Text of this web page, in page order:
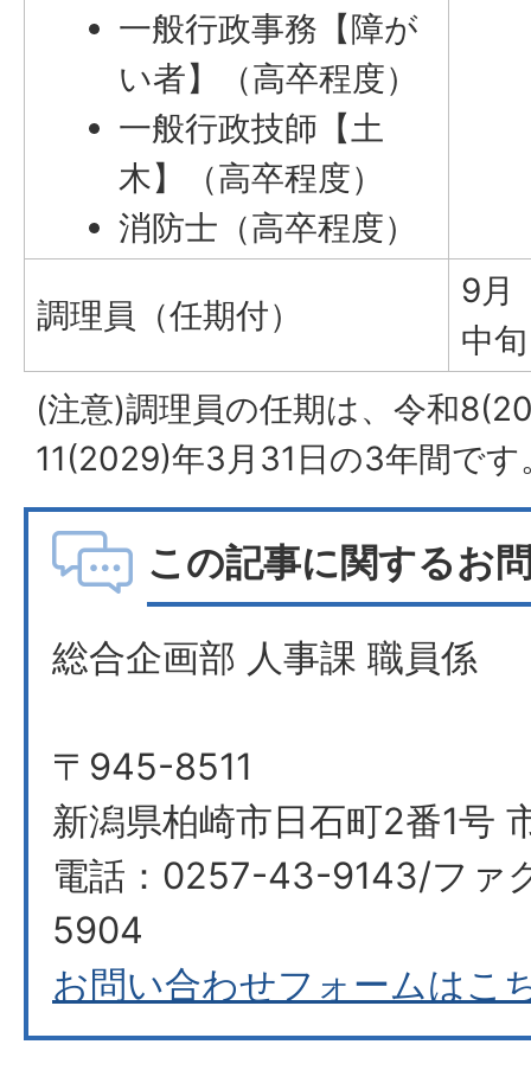
一般行政事務【障が
い者】（高卒程度）
一般行政技師【土
木】（高卒程度）
消防士（高卒程度）
調理員（任期付）
9月
中旬
(注意)調理員の任期は、令和
11(2029)年3月31日の3年間です
この記事に関するお
総合企画部 人事課 職員係
〒945-8511
新潟県柏崎市日石町2番1号
電話：0257-43-9143/ファ
5904
お問い合わせフォームはこ